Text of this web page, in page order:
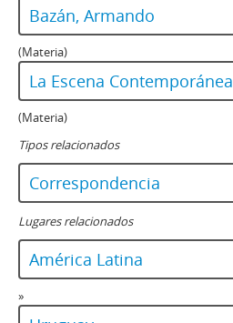
Bazán, Armando
(Materia)
La Escena Contemporánea
(Materia)
Tipos relacionados
Correspondencia
Lugares relacionados
América Latina
»